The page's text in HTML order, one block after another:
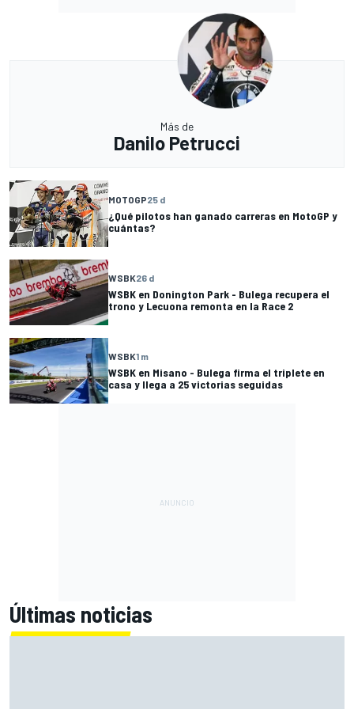
Más de
Danilo Petrucci
MOTOGP25 d
¿Qué pilotos han ganado carreras en MotoGP y
cuántas?
WSBK26 d
WSBK en Donington Park - Bulega recupera el
trono y Lecuona remonta en la Race 2
WSBK1 m
WSBK en Misano - Bulega firma el triplete en
casa y llega a 25 victorias seguidas
Últimas noticias